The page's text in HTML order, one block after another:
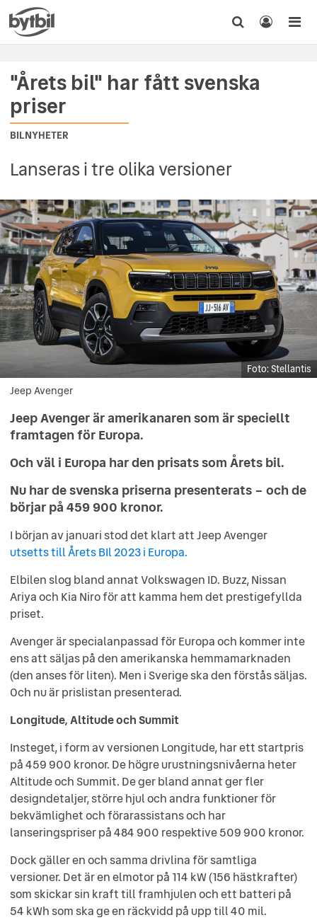
"Årets bil" har fått svenska
priser
BILNYHETER
Lanseras i tre olika versioner
Stellantis
Jeep Avenger
Jeep Avenger är amerikanaren som är speciellt
framtagen för Europa.
Och väl i Europa har den prisats som Årets bil.
Nu har de svenska priserna presenterats – och de
börjar på 459 900 kronor.
I början av januari stod det klart att Jeep Avenger
utsetts till Årets BIl 2023 i Europa.
Elbilen slog bland annat Volkswagen ID. Buzz, Nissan
Ariya och Kia Niro för att kamma hem det prestigefyllda
priset.
Avenger är specialanpassad för Europa och kommer inte
ens att säljas på den amerikanska hemmamarknaden
(den anses för liten). Men i Sverige ska den förstås säljas.
Och nu är prislistan presenterad.
Longitude, Altitude och Summit
Insteget, i form av versionen Longitude, har ett startpris
på 459 900 kronor. De högre urustningsnivåerna heter
Altitude och Summit. De ger bland annat ger fler
designdetaljer, större hjul och andra funktioner för
bekvämlighet och förarassistans och har
lanseringspriser på 484 900 respektive 509 900 kronor.
Dock gäller en och samma drivlina för samtliga
versioner. Det är en elmotor på 114 kW (156 hästkrafter)
som skickar sin kraft till framhjulen och ett batteri på
54 kWh som ska ge en räckvidd på upp till 40 mil.